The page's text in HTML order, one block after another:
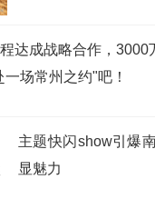
达成战略合作，3000
场常州之约"吧！
主题快闪show引爆
显魅力